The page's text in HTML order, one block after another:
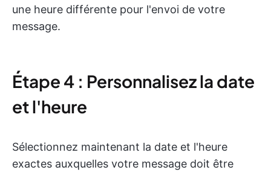
une heure différente pour l'envoi de votre
message.
Étape 4 : Personnalisez la date
et l'heure
Sélectionnez maintenant la date et l'heure
exactes auxquelles votre message doit être